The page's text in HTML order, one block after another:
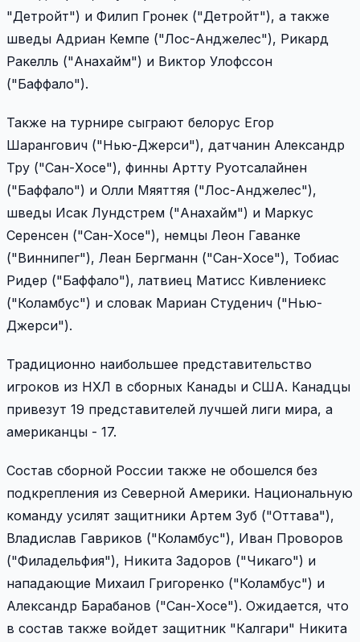
"Детройт") и Филип Гронек ("Детройт"), а также
шведы Адриан Кемпе ("Лос-Анджелес"), Рикард
Ракелль ("Анахайм") и Виктор Улофссон
("Баффало").
Также на турнире сыграют белорус Егор
Шарангович ("Нью-Джерси"), датчанин Александр
Тру ("Сан-Хосе"), финны Артту Руотсалайнен
("Баффало") и Олли Мяяттяя ("Лос-Анджелес"),
шведы Исак Лундстрем ("Анахайм") и Маркус
Серенсен ("Сан-Хосе"), немцы Леон Гаванке
("Виннипег"), Леан Бергманн ("Сан-Хосе"), Тобиас
Ридер ("Баффало"), латвиец Матисс Кивлениекс
("Коламбус") и словак Мариан Студенич ("Нью-
Джерси").
Традиционно наибольшее представительство
игроков из НХЛ в сборных Канады и США. Канадцы
привезут 19 представителей лучшей лиги мира, а
американцы - 17.
Состав сборной России также не обошелся без
подкрепления из Северной Америки. Национальную
команду усилят защитники Артем Зуб ("Оттава"),
Владислав Гавриков ("Коламбус"), Иван Проворов
("Филадельфия"), Никита Задоров ("Чикаго") и
нападающие Михаил Григоренко ("Коламбус") и
Александр Барабанов ("Сан-Хосе"). Ожидается, что
в состав также войдет защитник "Калгари" Никита